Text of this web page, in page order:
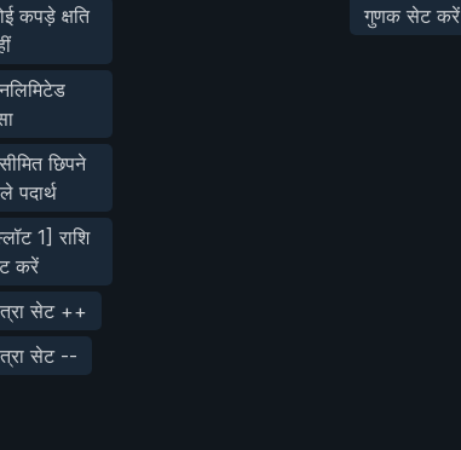
कपड़े क्षति
छिपने
पदार्थ
1] राशि
करें
सेट ++
सेट --
गुणक सेट करें